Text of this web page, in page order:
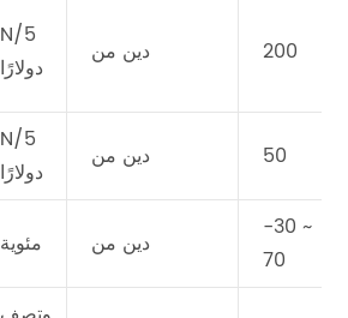
N/5
دولارًا
دين من 200
N/5
دولارًا
دين من 50
مئوية دين من
-30 ~
70